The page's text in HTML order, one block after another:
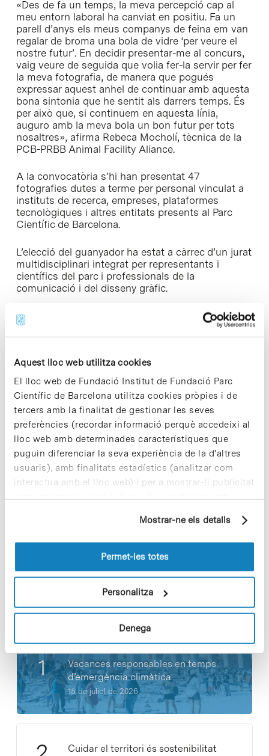
Aquest lloc web utilitza cookies
El lloc web de Fundació Institut de Fundació Parc
Científic de Barcelona utilitza cookies pròpies i de
tercers amb la finalitat de gestionar les seves
preferències (recordar informació perquè accedeixi al
lloc web amb determinades característiques que
puguin diferenciar la seva experiència de la d'altres
usuaris), amb finalitats estadístics (analitzar com
interactua amb el lloc web) i per a mostrar-li publicitat
personalitzada sobre la base d'un perfil elaborat a
pàgines visitades). Per a obtenir més informació sobre
les cookies pot consultar laPolítica de cookiesdel
Mostrar-ne els detalls
Permet-les totes
Personalitza
Denega
«Des de fa un temps, la meva percepció cap al
meu entorn laboral ha canviat en positiu. Fa un
parell d’anys els meus companys de feina em van
regalar de broma una bola de vidre ‘per veure el
nostre futur’. En decidir presentar-me al concurs,
vaig veure de seguida que volia fer-la servir per fer
la meva fotografia, de manera que pogués
expressar aquest anhel de continuar amb aquesta
bona sintonia que he sentit als darrers temps. És
per això que, si continuem en aquesta línia,
auguro amb la meva bola un bon futur per tots
nosaltres», afirma Rebeca Mocholí, tècnica de la
PCB-PRBB Animal Facility Aliance.
A la convocatòria s’hi han presentat 47
fotografies dutes a terme per personal vinculat a
instituts de recerca, empreses, plataformes
tecnològiques i altres entitats presents al Parc
Científic de Barcelona.
L’elecció del guanyador ha estat a càrrec d’un jurat
multidisciplinari integrat per representants i
científics del parc i professionals de la
comunicació i del disseny gràfic.
Totes les fotografies es poden veure a les
pantalles de plasma que hi ha a les recepcions de
l’edifici Clúster i de les Torres R+D+I. També es
l’etiqueta#UnDiaAlPCB2017.
El Parc Científic de Barcelona vol agrair a tots i
totes la participació en aquest concurs, una
iniciativa que ha tingut molt bona acollida entre
els membres de la Comunitat PCB.
Share Share
Notícies més vistes
Vacances responsables en temps
d’emergència climàtica
15 de juliol de 2026
Cuidar el territori és sostenibilitat